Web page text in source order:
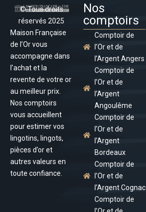
© Tous droits
réservés 2025
Maison Française
de l’Or vous
accompagne dans
l’achat et la
revente de votre or
au meilleur prix.
Nos comptoirs
vous accueillent
pour estimer vos
lingotins, lingots,
pièces d’or et
autres valeurs en
toute confiance.
Nos
comptoirs
Comptoir de
l’Or et de
l’Argent Angers
Comptoir de
l’Or et de
l’Argent
Angoulême
Comptoir de
l’Or et de
l’Argent
Bordeaux
Comptoir de
l’Or et de
l’Argent Cognac
Comptoir de